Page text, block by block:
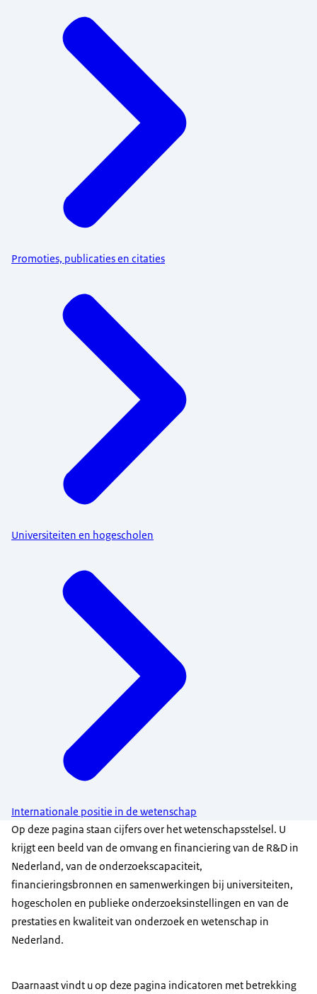
Promoties, publicaties en citaties
Universiteiten en hogescholen
Internationale positie in de wetenschap
Op deze pagina staan cijfers over het wetenschapsstelsel. U
krijgt een beeld van de omvang en financiering van de R&D in
Nederland, van de onderzoekscapaciteit,
financieringsbronnen en samenwerkingen bij universiteiten,
hogescholen en publieke onderzoeksinstellingen en van de
prestaties en kwaliteit van onderzoek en wetenschap in
Nederland.
Daarnaast vindt u op deze pagina indicatoren met betrekking